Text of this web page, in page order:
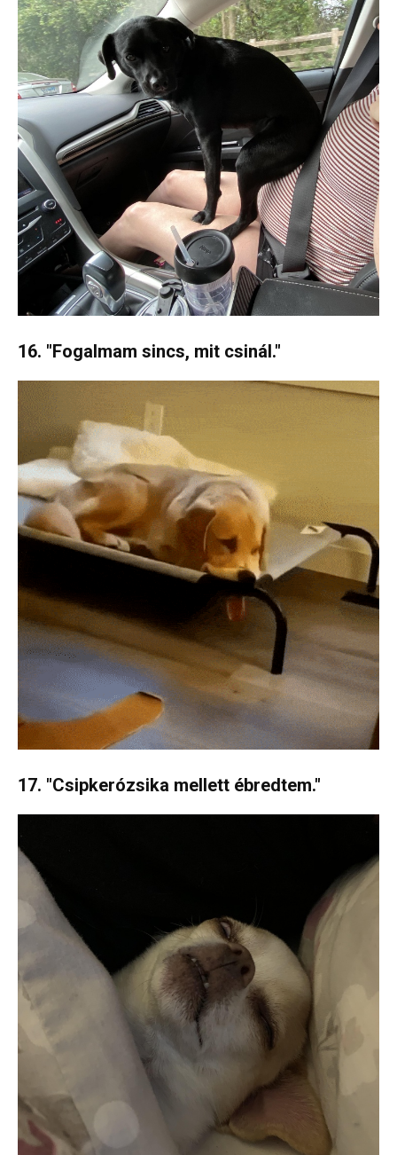
16. "Fogalmam sincs, mit csinál."
17. "Csipkerózsika mellett ébredtem."